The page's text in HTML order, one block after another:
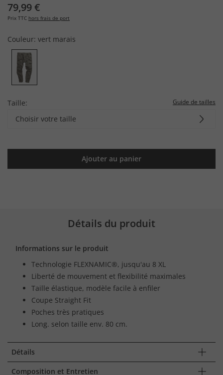
79,99 €
Prix TTC hors frais de port
Couleur: vert marais
Taille: Guide de tailles
Choisir votre taille
Ajouter au panier
Détails du produit
Informations sur le produit
Technologie FLEXNAMIC®, jusqu'au 8 XL
Liberté de mouvement et flexibilité maximales
Taille élastique, modèle facile à enfiler
Coupe Straight Fit
Poches très pratiques
Long. selon taille env. 80 cm.
Détails
Composition et Entretien